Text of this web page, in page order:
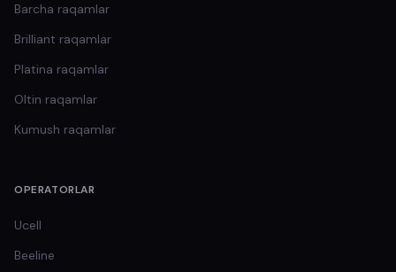
Barcha raqamlar
Brilliant raqamlar
Platina raqamlar
Oltin raqamlar
Kumush raqamlar
OPERATORLAR
Ucell
Beeline